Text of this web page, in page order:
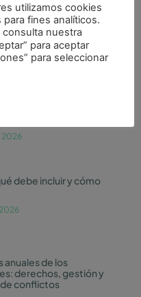
y despido disciplinario:
actuar la empresa
2026
la línea de meta: por qué
el trabajo justo antes de
2026
debe incluir y cómo
anuales de los
derechos, gestión y
conflictos
utilizamos cookies
fines analíticos.
consulta nuestra
para aceptar
para seleccionar